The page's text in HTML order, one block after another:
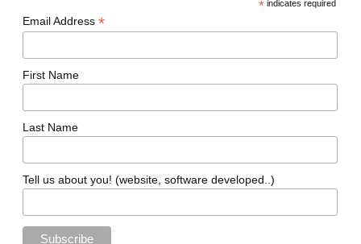
*indicates required
Email Address *
First Name
Last Name
Tell us about you! (website, software developed..)